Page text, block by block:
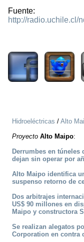
Fuente:
http://radio.uchile.cl/
Hidroeléctricas / Alto
Proyecto Alto Maipo:
Derrumbes en
dejan sin operar por
Alto Maipo identifica
suspenso retorno de
Dos arbitrajes
US$ 90 millones en
Maipo y constructora
Se realizan alegatos
Corporation en contra